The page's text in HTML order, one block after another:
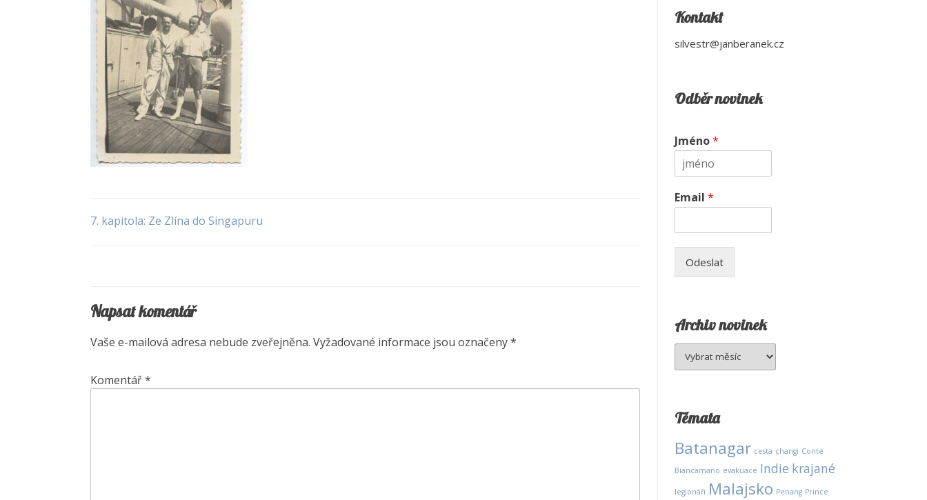
Navigace
příspěvek
7. kapitola: Ze Zlína do Singapuru
Napsat komentář
Vaše e-mailová adresa nebude zveřejněna. Vyžadované informace jsou označeny*
Komentář*
Kontakt
silvestr@janberanek.cz
Odběr novinek
Jméno*
Email*
Odeslat
Archiv novinek
Archiv
novinek
Témata
Batanagar cesta changi Conte
Biancamano evakuace Indie krajané
legionáři Malajsko Penang Prince